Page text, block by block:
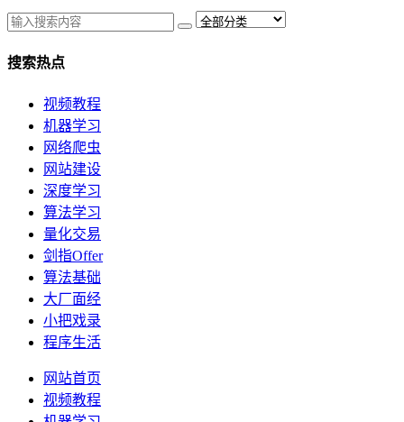
搜索热点
视频教程
机器学习
网络爬虫
网站建设
深度学习
算法学习
量化交易
剑指Offer
算法基础
大厂面经
小把戏录
程序生活
网站首页
视频教程